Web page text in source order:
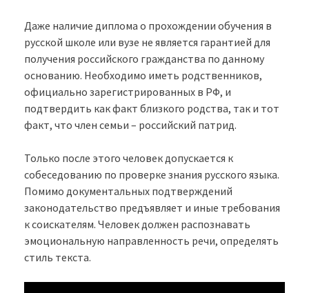
Даже наличие диплома о прохождении обучения в
русской школе или вузе не является гарантией для
получения российского гражданства по данному
основанию. Необходимо иметь родственников,
официально зарегистрированных в РФ, и
подтвердить как факт близкого родства, так и тот
факт, что член семьи – российский патрид.
Только после этого человек допускается к
собеседованию по проверке знания русского языка.
Помимо документальных подтверждений
законодательство предъявляет и иные требования
к соискателям. Человек должен распознавать
эмоциональную направленность речи, определять
стиль текста.